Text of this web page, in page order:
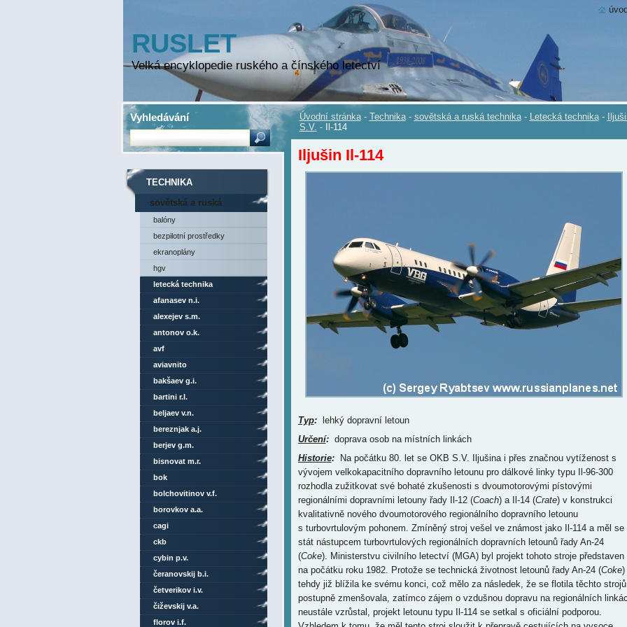
RUSLET
Velká encyklopedie ruského a čínského letectví
Úvodní stránka - Technika - sovětská a ruská technika - Letecká technika -
S.V. - Il-114
Iljušin Il-114
Typ:lehký dopravní letoun
Určení:doprava osob na místních linkách
Historie:Na počátku 80. let se OKB S.V. Iljušina i přes značnou vytíženost s
vývojem velkokapacitního dopravního letounu pro dálkové linky typu Il-96-300
rozhodla zužitkovat své bohaté zkušenosti s dvoumotorovými pístovými
regionálními dopravními letouny řady Il-12 (Coach) a Il-14 (Crate) v konstrukci
kvalitativně nového dvoumotorového regionálního dopravního letounu
s turbovrtulovým pohonem. Zmíněný stroj vešel ve známost jako Il-114 a měl se
stát nástupcem turbovrtulových regionálních dopravních letounů řady An-24
(Coke). Ministerstvu civilního letectví (MGA) byl projekt tohoto stroje představen
na počátku roku 1982. Protože se technická životnost letounů řady An-24 (Coke)
tehdy již blížila ke svému konci, což mělo za následek, že se flotila těchto strojů
postupně zmenšovala, zatímco zájem o vzdušnou dopravu na regionálních
neustále vzrůstal, projekt letounu typu Il-114 se setkal s oficiální podporou.
TECHNIKA
sovětská a ruská
technika
balóny
bezpilotní prostředky
ekranoplány
hgv
letecká technika
afanasev n.i.
alexejev s.m.
antonov o.k.
avf
aviavnito
bakšaev g.i.
bartini r.l.
beljaev v.n.
bereznjak a.j.
berjev g.m.
bisnovat m.r.
bok
bolchovitinov v.f.
borovkov a.a.
cagi
ckb
cybin p.v.
čeranovskij b.i.
četverikov i.v.
čiževskij v.a.
florov i.f.
Vyhledávání